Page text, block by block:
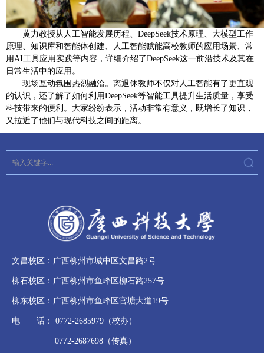
黄力教授从人工智能发展历程、DeepSeek技术原理、大模型工作
原理、知识库和智能体创建、人工智能赋能高校教师的应用场景、常
用AI工具应用实践等内容，详细介绍了DeepSeek这一前沿技术及其在
日常生活中的应用。
现场互动氛围热烈融洽。离退休教师不仅对人工智能有了更直观
的认识，还了解了如何利用DeepSeek等智能工具提升生活质量，享受
科技带来的便利。大家纷纷表示，活动非常有意义，既增长了知识，
又拉近了他们与现代科技之间的距离。
文昌校区：广西柳州市城中区文昌路2号
柳石校区：广西柳州市鱼峰区柳石路257号
柳东校区：广西柳州市鱼峰区官塘大道19号
电 话： 0772-2685979（校办）
0772-2687698（传真）